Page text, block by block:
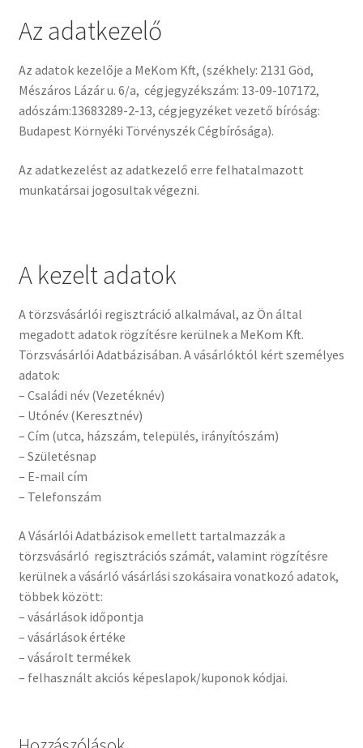
Az adatkezelő
Az adatok kezelője a MeKom Kft, (székhely: 2131 Göd,
Mészáros Lázár u. 6/a, cégjegyzékszám: 13-09-107172,
adószám:13683289-2-13, cégjegyzéket vezető bíróság:
Budapest Környéki Törvényszék Cégbírósága).
Az adatkezelést az adatkezelő erre felhatalmazott
munkatársai jogosultak végezni.
A kezelt adatok
A törzsvásárlói regisztráció alkalmával, az Ön által
megadott adatok rögzítésre kerülnek a MeKom Kft.
Törzsvásárlói Adatbázisában. A vásárlóktól kért személyes
adatok:
– Családi név (Vezetéknév)
– Utónév (Keresztnév)
– Cím (utca, házszám, település, irányítószám)
– Születésnap
– E-mail cím
– Telefonszám
A Vásárlói Adatbázisok emellett tartalmazzák a
törzsvásárló regisztrációs számát, valamint rögzítésre
kerülnek a vásárló vásárlási szokásaira vonatkozó adatok,
többek között:
– vásárlások időpontja
– vásárlások értéke
– vásárolt termékek
– felhasznált akciós képeslapok/kuponok kódjai.